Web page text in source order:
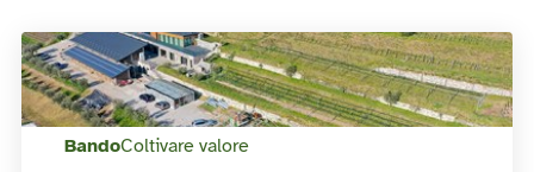
BandoColtivare valore